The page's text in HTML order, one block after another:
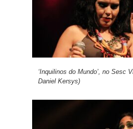
‘Inquilinos do Mundo’, no Sesc
Daniel Kersys)